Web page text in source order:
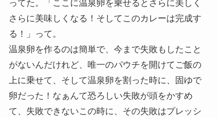
ってた。「ここに温泉卵を乗せるとさらに美しく
さらに美味しくなる！そしてこのカレーは完成す
る！」って。
温泉卵を作るのは簡単で、今まで失敗もしたこと
がないんだけれど、唯一のパウチを開けてご飯の
上に乗せて、そして温泉卵を割った時に、固ゆで
卵だった！なぁんて恐ろしい失敗が頭をかすめ
て、失敗できないこの時に、その失敗はプレッシ